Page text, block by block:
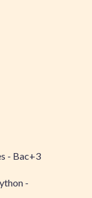
- Bac+3
-